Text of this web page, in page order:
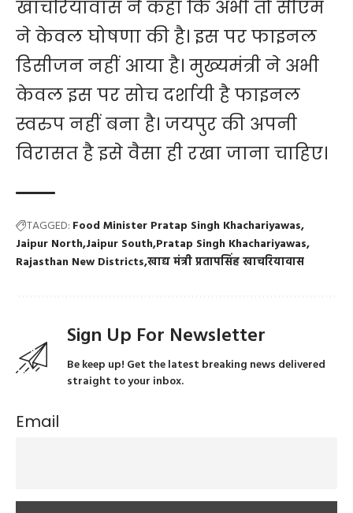
खाचरियावास ने कहा कि अभी तो सीएम
ने केवल घोषणा की है। इस पर फाइनल
डिसीजन नहीं आया है। मुख्यमंत्री ने अभी
केवल इस पर सोच दर्शायी है फाइनल
स्वरुप नहीं बना है। जयपुर की अपनी
विरासत है इसे वैसा ही रखा जाना चाहिए।
TAGGED: Food Minister Pratap Singh Khachariyawas
Jaipur North Jaipur South Pratap Singh Khachariyawas
Rajasthan New Districts खाद्य मंत्री प्रतापसिंह खाचरियावास
Sign Up For Newsletter
Be keep up! Get the latest breaking news delivered
straight to your inbox.
Email